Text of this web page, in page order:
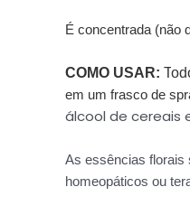
É concentrada (não
COMO USAR: T
em um frasco de
álcool de cereais
As essências florais
homeopáticos ou